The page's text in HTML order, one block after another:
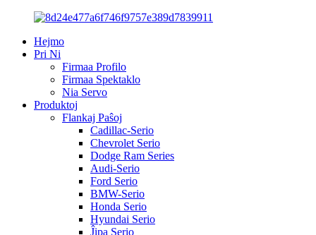
Hejmo
Pri Ni
Firmaa Profilo
Firmaa Spektaklo
Nia Servo
Produktoj
Flankaj Paŝoj
Cadillac-Serio
Chevrolet Serio
Dodge Ram Series
Audi-Serio
Ford Serio
BMW-Serio
Honda Serio
Hyundai Serio
Ĵipa Serio